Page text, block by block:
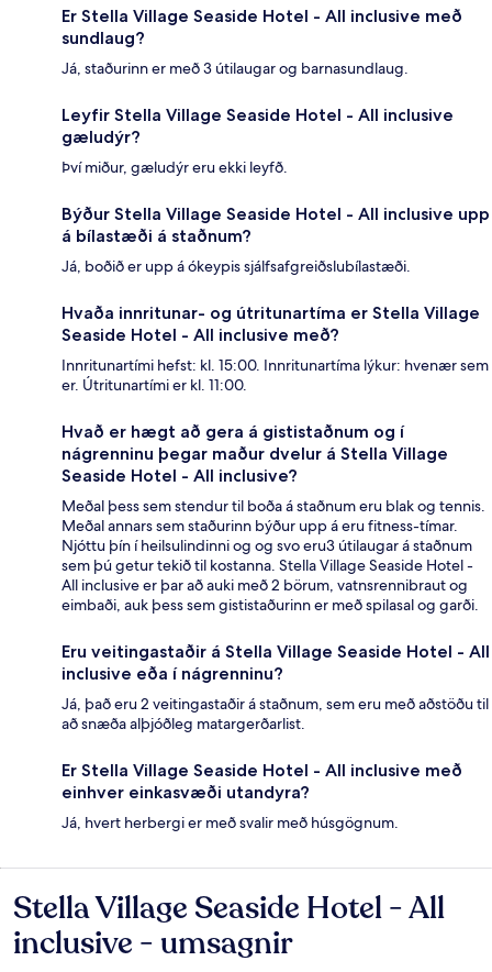
Er Stella Village Seaside Hotel - All inclusive með
sundlaug?
Já, staðurinn er með 3 útilaugar og barnasundlaug.
Leyfir Stella Village Seaside Hotel - All inclusive
gæludýr?
Því miður, gæludýr eru ekki leyfð.
Býður Stella Village Seaside Hotel - All inclusive upp
á bílastæði á staðnum?
Já, boðið er upp á ókeypis sjálfsafgreiðslubílastæði.
Hvaða innritunar- og útritunartíma er Stella Village
Seaside Hotel - All inclusive með?
Innritunartími hefst: kl. 15:00. Innritunartíma lýkur: hvenær sem
er. Útritunartími er kl. 11:00.
Hvað er hægt að gera á gististaðnum og í
nágrenninu þegar maður dvelur á Stella Village
Seaside Hotel - All inclusive?
Meðal þess sem stendur til boða á staðnum eru blak og tennis.
Meðal annars sem staðurinn býður upp á eru fitness-tímar.
Njóttu þín í heilsulindinni og og svo eru3 útilaugar á staðnum
sem þú getur tekið til kostanna. Stella Village Seaside Hotel -
All inclusive er þar að auki með 2 börum, vatnsrennibraut og
eimbaði, auk þess sem gististaðurinn er með spilasal og garði.
Eru veitingastaðir á Stella Village Seaside Hotel - All
inclusive eða í nágrenninu?
Já, það eru 2 veitingastaðir á staðnum, sem eru með aðstöðu til
að snæða alþjóðleg matargerðarlist.
Er Stella Village Seaside Hotel - All inclusive með
einhver einkasvæði utandyra?
Já, hvert herbergi er með svalir með húsgögnum.
Umsagnir
Stella Village Seaside Hotel - All
inclusive - umsagnir